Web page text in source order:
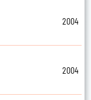
2004
2004